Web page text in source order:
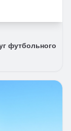
футбольного